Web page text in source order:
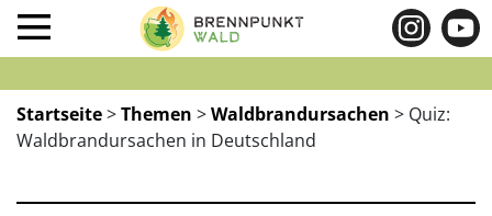
Startseite>Themen >Waldbrandursachen > Quiz:
Waldbrandursachen in Deutschland